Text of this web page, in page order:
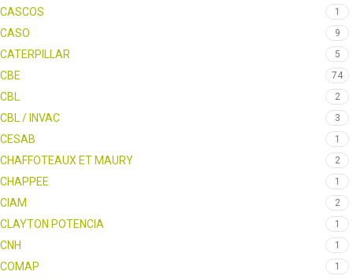
CASCOS 1
CASO 9
CATERPILLAR 5
CBE 74
CBL 2
CBL / INVAC 3
CESAB 1
CHAFFOTEAUX ET MAURY 2
CHAPPEE 1
CIAM 2
CLAYTON POTENCIA 1
CNH 1
COMAP 1